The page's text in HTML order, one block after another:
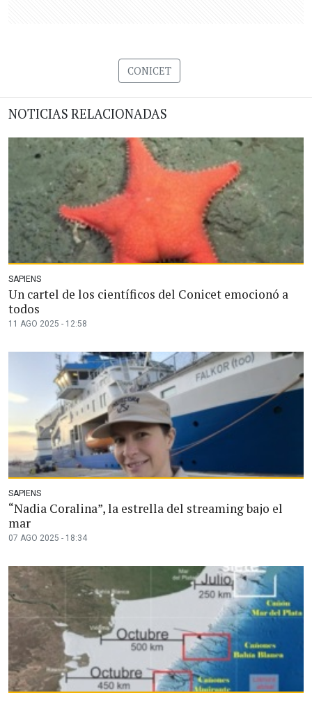
CONICET
NOTICIAS RELACIONADAS
SAPIENS
Un cartel de los científicos del Conicet emocionó a
todos
11 AGO 2025 - 12:58
SAPIENS
“Nadia Coralina”, la estrella del streaming bajo el
mar
07 AGO 2025 - 18:34